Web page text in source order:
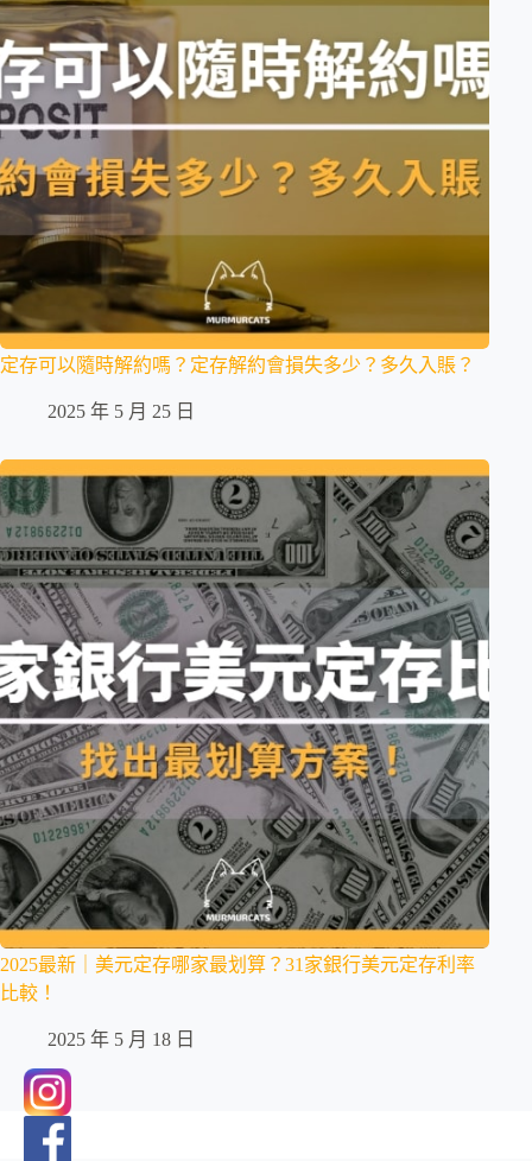
定存可以隨時解約嗎？定存解約會損失多少？多久入賬？
2025 年 5 月 25 日
2025最新｜美元定存哪家最划算？31家銀行美元定存利率
比較！
2025 年 5 月 18 日